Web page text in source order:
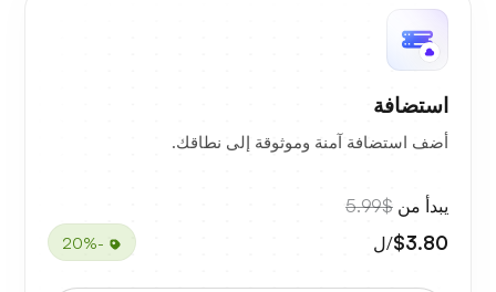
استضافة
أضف استضافة آمنة وموثوقة إلى نطاقك.
يبدأ من $5.99
$3.80/ل -20%